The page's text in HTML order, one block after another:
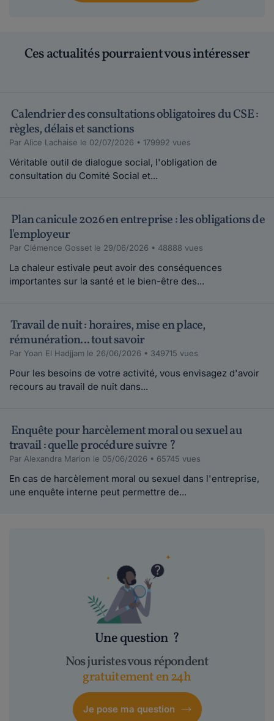
Ces actualités pourraient vous intéresser
Calendrier des consultations obligatoires du CSE :
règles, délais et sanctions
Par Alice Lachaise le 02/07/2026 • 179992 vues
Véritable outil de dialogue social, l'obligation de
consultation du Comité Social et...
Plan canicule 2026 en entreprise : les obligations de
l'employeur
Par Clémence Gosset le 29/06/2026 • 48888 vues
La chaleur estivale peut avoir des conséquences
importantes sur la santé et le bien-être des...
Travail de nuit : horaires, mise en place,
rémunération... tout savoir
Par Yoan El Hadjjam le 26/06/2026 • 349715 vues
Pour les besoins de votre activité, vous envisagez d'avoir
recours au travail de nuit dans...
Enquête pour harcèlement moral ou sexuel au
travail : quelle procédure suivre ?
Par Alexandra Marion le 05/06/2026 • 65745 vues
En cas de harcèlement moral ou sexuel dans l'entreprise,
une enquête interne peut permettre de...
Une question ?
Nos juristes vous répondent
gratuitement en 24h
Je pose ma question